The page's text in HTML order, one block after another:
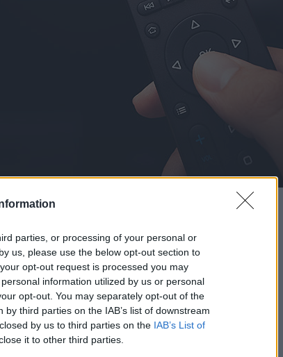
parties, or processing of your personal or
us, please use the below opt-out section to
opt-out request is processed you may
information utilized by us or personal
opt-out. You may separately opt-out of the
third parties on the IAB’s list of downstream
by us to third parties on the IAB’s List of
it to other third parties.